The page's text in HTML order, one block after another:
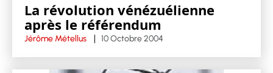
La révolution vénézuélienne
après le référendum
Jérôme Métellus 10 Octobre 2004